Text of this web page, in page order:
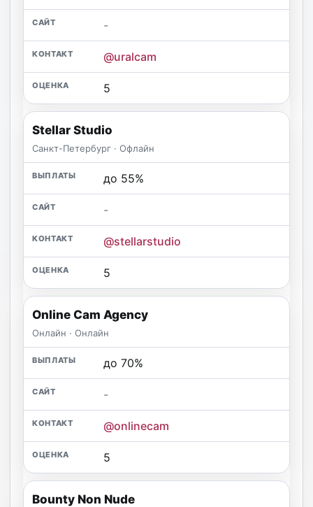
-
@uralcam
5
Stellar Studio
Санкт-Петербург · Офлайн
до 55%
-
@stellarstudio
5
Online Cam Agency
Онлайн · Онлайн
до 70%
-
@onlinecam
5
Bounty Non Nude